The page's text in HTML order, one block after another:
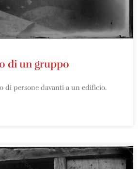
di un gruppo
di persone davanti a un edificio.